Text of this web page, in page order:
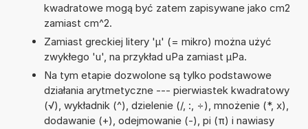
kwadratowe mogą być zatem zapisywane jako cm2
zamiast cm^2.
Zamiast greckiej litery 'µ' (= mikro) można użyć
zwykłego 'u', na przykład uPa zamiast µPa.
Na tym etapie dozwolone są tylko podstawowe
działania arytmetyczne --- pierwiastek kwadratowy
(√), wykładnik (^), dzielenie (/, :, ÷), mnożenie (*, x),
dodawanie (+), odejmowanie (-), pi (π) i nawiasy